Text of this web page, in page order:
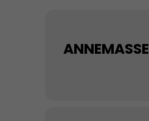
ANNEMASSE